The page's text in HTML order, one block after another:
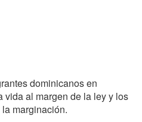
dominicanos en
vida al margen de la ley y los
marginación.